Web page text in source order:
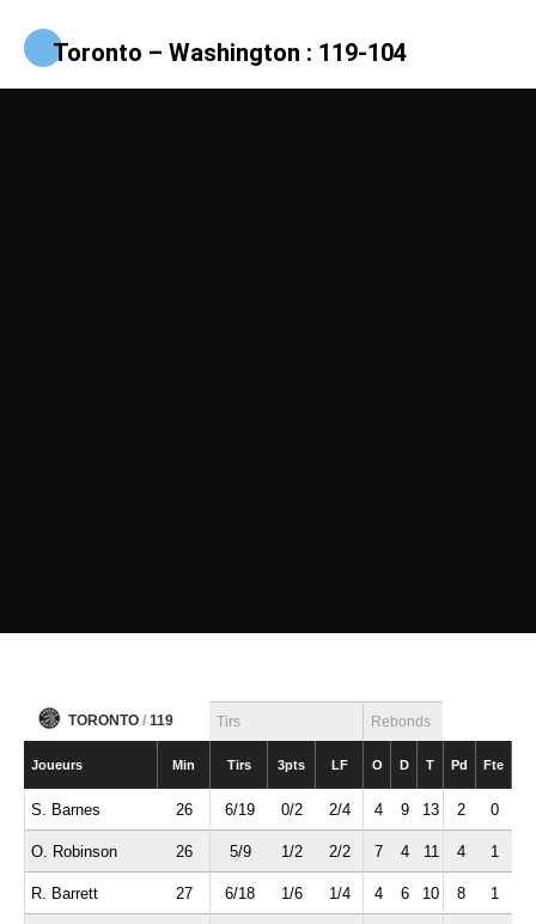
Toronto – Washington : 119-104
TORONTO / 119 Tirs Rebonds
Joueurs Min Tirs 3pts LF O D T Pd Fte
S. Barnes 26 6/19 0/2 2/4 4 9 13 2 0
O. Robinson 26 5/9 1/2 2/2 7 4 11 4 1
R. Barrett 27 6/18 1/6 1/4 4 6 10 8 1